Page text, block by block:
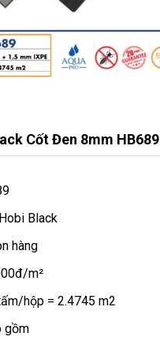
Cốt Đen 8mm HB689
Black
hàng
m²
hộp = 2.4745 m2
gồm